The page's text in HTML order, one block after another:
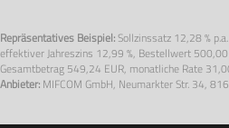
Repräsentatives Beispiel:Sollzinssatz 12,28 % p.a.
effektiver Jahreszins 12,99 %, Bestellwert
Gesamtbetrag 549,24 EUR, monatliche Rate
Anbieter: MIFCOM GmbH, Neumarkter Str. 34,